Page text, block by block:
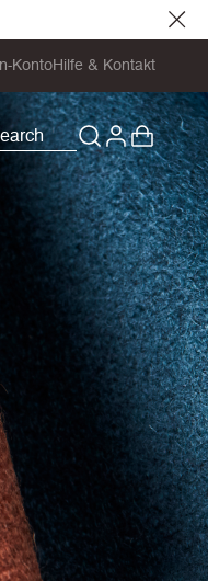
KontoHilfe & Kontakt